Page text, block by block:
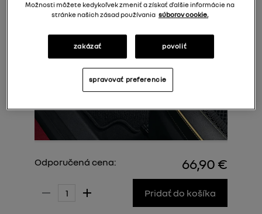
Odporučená cena: 66,90 €
Pridať do košíka
Možnosti môžete kedykoľvek zmeniť a získať ďalšie informácie na
stránke našich zásad používania súborov cookie.
zakázať povoliť
spravovať preferencie